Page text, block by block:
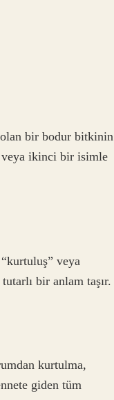
olan bir bodur bitkinin
veya ikinci bir isimle
veya
bir anlam taşır.
kurtulma,
giden tüm